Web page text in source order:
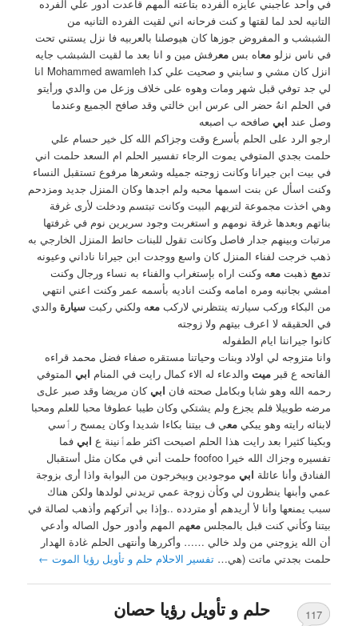
في واحد عاجبني عايزه الفرده بتاعته المهم قاعدت ادور علي الفرده
التانيه لحد لما لقتها و كنت فرحانه اني لقيت الفرده التانيه من
الشبشب و المفروض جوزها كان هيوصلنا بالعربيه فا نزل يستني تحت
في ناس نزلومعاه بسمعرفش مين و انا بعد ما لقيت الشبشب جايه
انزل كان مشي و سابني و صحيت علي كدا Mohammed awamleh انا
لي جد توفي قبل شهر ومات وهوه على خلاف وزعل من والدي ورأيتو
في الحلم انهُ حضر الى عرس ابن خالتي وقد صافح الجميع وعندما
وصل عند ابي صافحه ب اصبعه
ارجو الرد على الحلم بأسرع وقت وجزاكم الله كل خير حسام علي
حلمت بجدي المتوفي يموت الرجاء تفسير الحلم ام السعد حلمت اني
في بيت ابن جيرانا وكانت زوجته جميله وشعرها مرفوع تستقبل النساء
وكنت اسأل عن بنت اسمها محبه ولم اجدها وكان المنزل جديد ومزدحم
وهي اخذت مجموعة لتريهم البيت وكانت تبتسم ودخلت لأرى غرفة
بناتهم وبعدها غرفة نومهم و استغربت وجود سريرين نوم في غرفتها
مرتبات وبينهم جدار فاصل وكانت تقول للبنات حائط المنزل الخارجي به
ذهب خرجت لفناء المنزل كان واسع ووجدت ابن جيرانا ناداني وعيونه
تدمع ذهبتمعه وكنت اراه بإستغراب والفناء به نساء ورجال وكنت
امشي بجانبه ومره امامه وكنت اناديه بأسمه عمر وكنت اعني انتهي
من البكاء وركب سيارته ينتظرني لاركبمعه ولكني ركبتسيارة والدي
في الحقيقه لا اعرف بيتهم ولا زوجته
كانوا جيراننا ايام الطفوله
وانا متزوجه لي اولاد وبنات وحياتنا مستقره صفاء فضل محمد قراءه
الفاتحه ع قبرميت والدعاء له الاء كمال رايت في المنام ابي المتوفي
رحمه الله وهو شابا وبكامل صحته فان ابيكان مريضا وقد صبر علﯼ
مرضه طوييلا فلم يجزع ولم يشتكي وكان طيبا عطوفا محبا للعلم ومحبا
لابنائه رايته وهو يبكيمعي ف بيتنا بكاءا شديدا وكان يمسح رٲسي
وبكينا كثيرا بعد رايت هذا الحلم اصبحت اكثر طمٲنينة ع ابي فما
تفسيره وجزاك الله خيرا foofoo حلمت أني في مكان مثل أستقبال
الفنادق وأنا عائلة ابي موجودين وبيخرجون من البوابة واذا أرى بزوجة
عمي وأبنها ينظرون لي وكأن زوجة عمي تريدني لولدها ولكن هناك
سبب يمنعها وأنا لأ أريدهم أو متردده ..وإذا بي أتركهم وأذهب لصالة في
بيتنا وكأني كنت قبل بالمجلسمعهم المهم وأدور حول الصاله وأدعي
أن الله يزوجني من ولد خالي …… وأكررها وأنتهى الحلم غادة الهدار
حلمت بجدتي ماتت (هي…تفسير الاحلام حلم و تأويل رؤيا الموت ←
حلم و تأويل رؤيا حصان
117